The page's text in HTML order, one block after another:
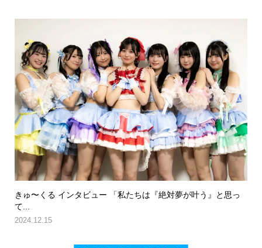
きゅ〜くる インタビュー 「私たちは『絶対夢が叶う』と思っ
て...
2024.12.15